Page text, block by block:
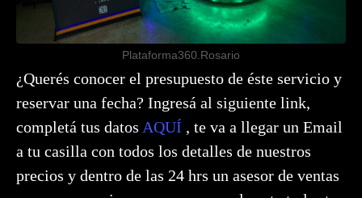
Plataforma360.Rosario
¿Querés conocer el presupuesto de éste servicio y
reservar una fecha? Ingresá al siguiente link,
completá tus datos AQUÍ , te va a llegar un Email
a tu casilla con todos los detalles de nuestros
precios y dentro de las 24 hrs un asesor de ventas